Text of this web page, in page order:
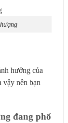
hưởng của
vậy nên bạn
đang phổ